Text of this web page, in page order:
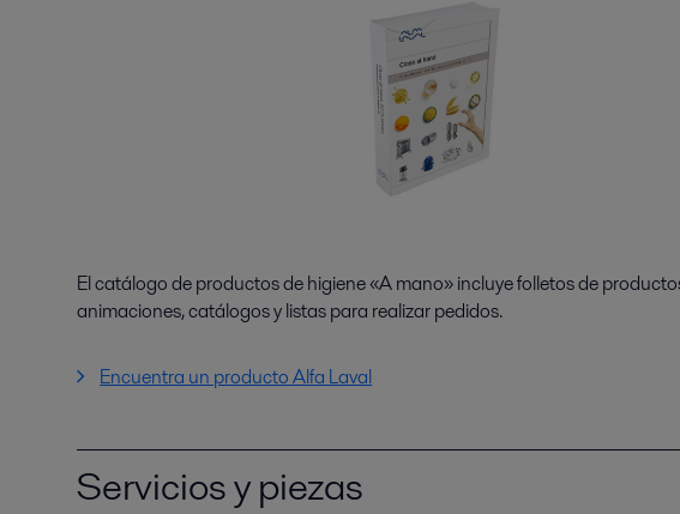
El catálogo de productos de higiene «A mano» incluye folletos de
animaciones, catálogos y listas para realizar pedidos.
Encuentra un producto Alfa Laval
Servicios y piezas